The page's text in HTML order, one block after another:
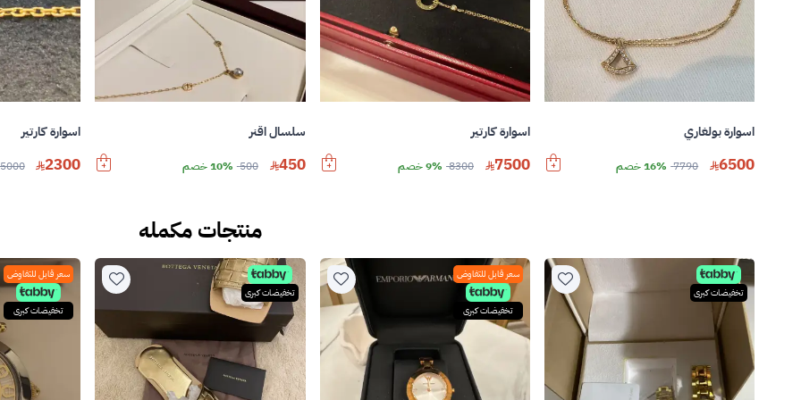
اسوارة بولغاري
6500
7790 16% خصم
اسوارة كارتير
7500
8300 9% خصم
سلسال اقنر
450
500 10% خصم
اسوارة كارتير
2300
5000
منتجات مكمله
تخفيضات كبرى
سعر قابل للتفاوض
تخفيضات كبرى
تخفيضات كبرى
سعر قابل للتفاوض
تخفيضات كبرى